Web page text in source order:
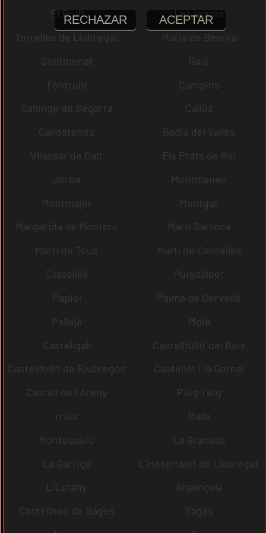
El Brull
La Llacuna
Torrelles de Llobregat
Maria de Besora
Sentmenat
Gaià
Fontrubí
Campins
Calonge de Segarra
Callús
Calldetenes
Badia del Vallès
Vilassar de Dalt
Els Prats de Rei
Jorba
Montmaneu
Montmajor
Montgat
Margarida de Montbui
Martí Sarroca
Martí de Tous
Martí de Centelles
Castellolí
Puigdàlber
Papiol
Palma de Cervelló
Pallejà
Moià
Castellgalí
Castellfullit del Boix
Castellfollit de Riubregós
Castellet i la Gornal
Castell de l´Areny
Puig-reig
rrius
Malla
Montesquiu
La Granada
La Garriga
L´Hospitalet de Llobregat
L´Estany
Argençola
Castellnou de Bages
Sagàs
RECHAZAR ACEPTAR